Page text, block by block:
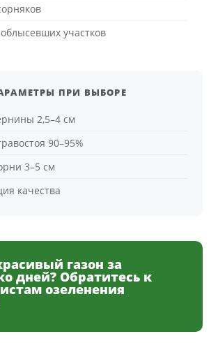
участков
ПРИ ВЫБОРЕ
2,5–4 см
90–95%
3–5 см
качества
газон за
дней? Обратитесь к
озеленения